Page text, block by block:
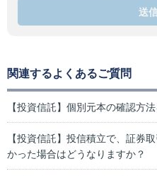
送
関連するよくあるご質問
【投資信託】個別元本の確認方
【投資信託】投信積立で、証券
かった場合はどうなりますか？